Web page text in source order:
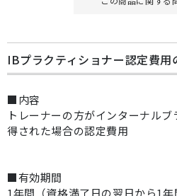
IBプラクティショナー認定費用
■内容
トレーナーの方がインターナル
得された場合の認定費用
■有効期間
1年間（資格満了日の翌日から1年